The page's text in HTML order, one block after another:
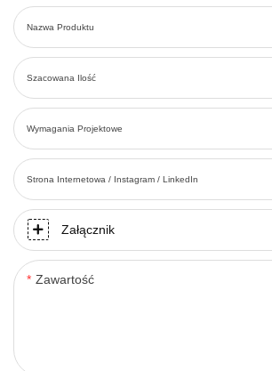
Nazwa Produktu
Szacowana Ilość
Wymagania Projektowe
Strona Internetowa / Instagram / LinkedIn
Załącznik
Zawartość